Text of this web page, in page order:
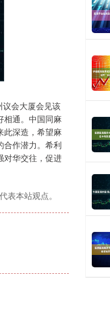
会大厦会见该
相通。中国同麻
此深造，希望麻
合作潜力。希利
对华交往，促进
表本站观点。